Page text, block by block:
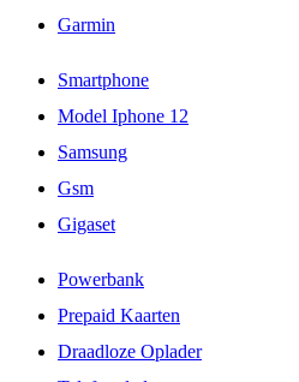
Garmin
Smartphone
Model Iphone 12
Samsung
Gsm
Gigaset
Powerbank
Prepaid Kaarten
Draadloze Oplader